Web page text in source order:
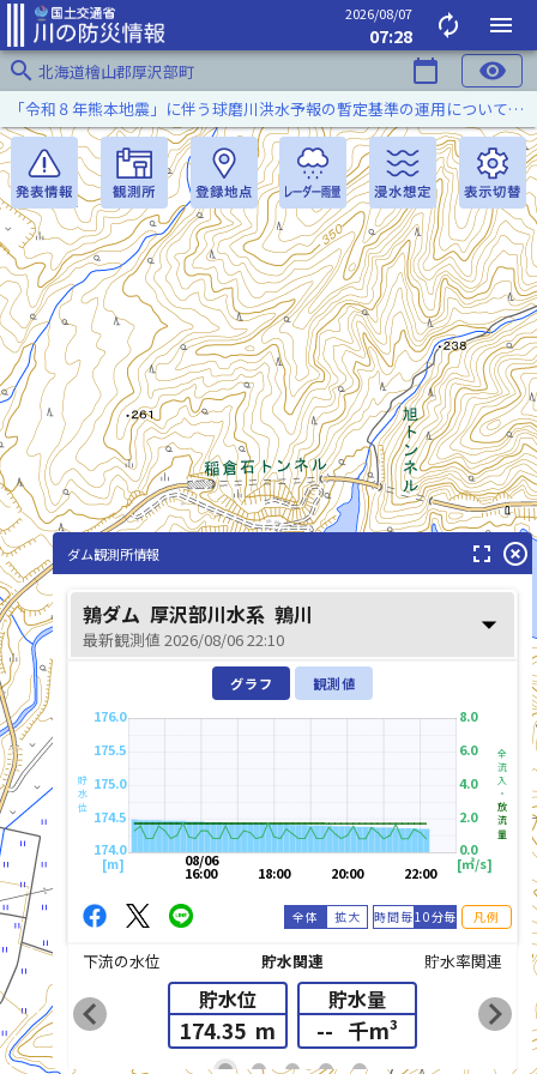
2026/08/07
07:28 autorenew
menu
search 北海道檜山郡厚沢部町 calendar_today visibility
鶉川(うずらがわ)
「令和８年熊本地震」に伴う球磨川洪水予報の暫定基準の運用について（令和８年８月５日）
list_alt
ダム観測所情報 fullscreen highlight_off
鶉ダム 厚沢部川水系 鶉川
最新観測値 2026/08/06 22:10 arrow_drop_down
グラフ 観測値
174.0
174.5
175.0
175.5
176.0
[m]
貯水位
22:00
20:00
18:00
08/06
16:00
0.0
2.0
4.0
6.0
8.0
[㎥/s]
全流入・
放流量
全体 拡大 時間毎10分毎 凡例
下流の水位 貯水関連 貯水率関連
貯水位
174.35 m
貯水量
-- 千m³
chevron_left chevron_right